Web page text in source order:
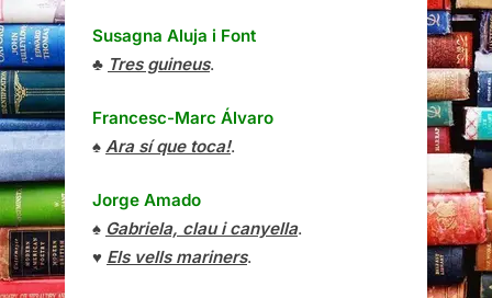
Susagna Aluja i Font
♣ Tres guineus.
Francesc-Marc Álvaro
♠ Ara sí que toca!.
Jorge Amado
♠ Gabriela, clau i canyella.
♥ Els vells mariners.